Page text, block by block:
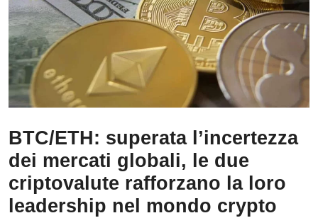
BTC/ETH: superata l’incertezza
dei mercati globali, le due
criptovalute rafforzano la loro
leadership nel mondo crypto